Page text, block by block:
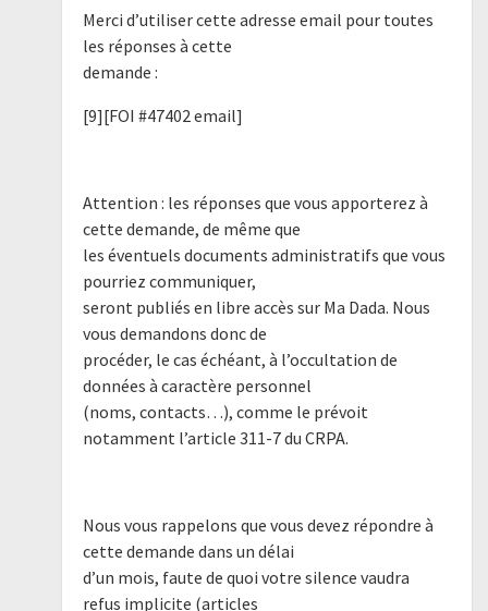
Merci d’utiliser cette adresse email pour toutes
les réponses à cette
demande :
[9][FOI #47402 email]
Attention : les réponses que vous apporterez à
cette demande, de même que
les éventuels documents administratifs que vous
pourriez communiquer,
seront publiés en libre accès sur Ma Dada. Nous
vous demandons donc de
procéder, le cas échéant, à l’occultation de
données à caractère personnel
(noms, contacts…), comme le prévoit
notamment l’article 311-7 du CRPA.
Nous vous rappelons que vous devez répondre à
cette demande dans un délai
d’un mois, faute de quoi votre silence vaudra
refus implicite (articles